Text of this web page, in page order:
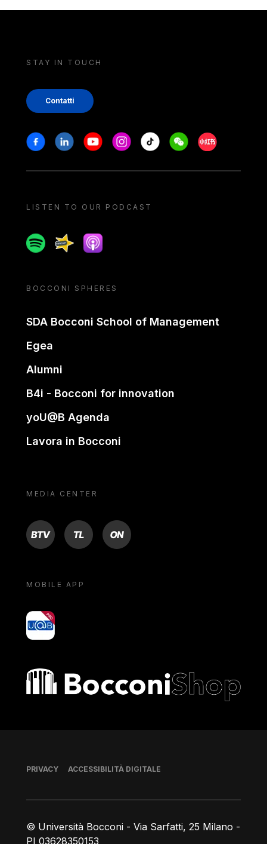
STAY IN TOUCH
Contatti
Stay in touch
FacebookLinkedinYoutubeInstagram
Tiktok WeechatXiaohongshu/
LISTEN TO OUR PODCAST
SpotifySpreakerApple podcast
BOCCONI SPHERES
SDA Bocconi School of Management
Egea
Alumni
B4i - Bocconi for innovation
yoU@B Agenda
Lavora in Bocconi
MEDIA CENTER
BTV TL ON
MOBILE APP
yoU@B
Bocconi shop
© Università Bocconi - Via Sarfatti, 25 Milano -
PI 03628350153
Piè di pagina
PRIVACY ACCESSIBILITÀ DIGITALE